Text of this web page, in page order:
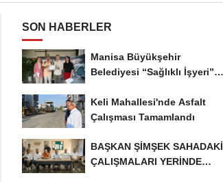
SON HABERLER
Manisa Büyükşehir
Belediyesi “Sağlıklı İşyeri”
Keli Mahallesi'nde Asfalt
Çalışması Tamamlandı
BAŞKAN ŞİMŞEK SAHADAKİ
ÇALIŞMALARI YERİNDE